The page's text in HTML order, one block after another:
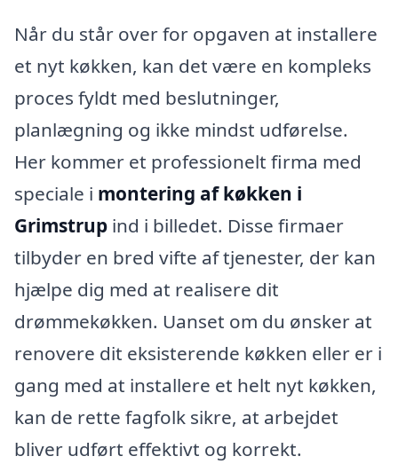
Når du står over for opgaven at installere
et nyt køkken, kan det være en kompleks
proces fyldt med beslutninger,
planlægning og ikke mindst udførelse.
Her kommer et professionelt firma med
speciale i montering af køkken i
Grimstrup ind i billedet. Disse firmaer
tilbyder en bred vifte af tjenester, der kan
hjælpe dig med at realisere dit
drømmekøkken. Uanset om du ønsker at
renovere dit eksisterende køkken eller er i
gang med at installere et helt nyt køkken,
kan de rette fagfolk sikre, at arbejdet
bliver udført effektivt og korrekt.